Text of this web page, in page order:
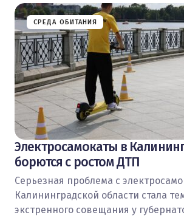
СРЕДА ОБИТАНИЯ
Электросамокаты в
борются с ростом ДТП
Серьезная проблема с
Калининградской области стала
экстренного совещания у